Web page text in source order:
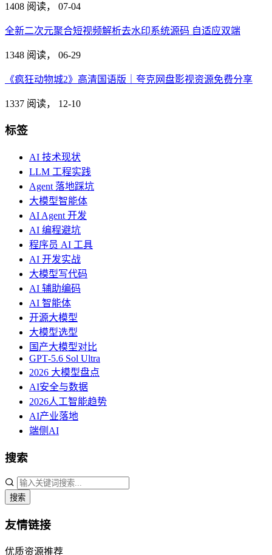
1408 阅读， 07-04
全新二次元聚合短视频解析去水印系统源码 自适应双端
1348 阅读， 06-29
《疯狂动物城2》高清国语版｜夸克网盘影视资源免费分享
1337 阅读， 12-10
标签
AI 技术现状
LLM 工程实践
Agent 落地踩坑
大模型智能体
AI Agent 开发
AI 编程避坑
程序员 AI 工具
AI 开发实战
大模型写代码
AI 辅助编码
AI 智能体
开源大模型
大模型选型
国产大模型对比
GPT‑5.6 Sol Ultra
2026 大模型盘点
AI安全与数据
2026人工智能趋势
AI产业落地
端侧AI
搜索
搜索
友情链接
优质资源推荐